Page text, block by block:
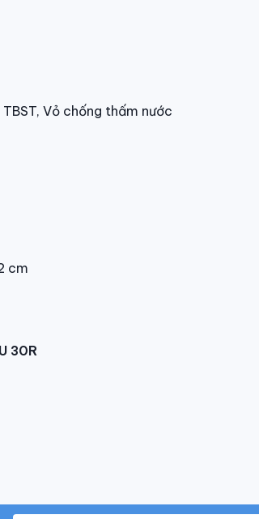
Vỏ chống thấm nước
cm
30R